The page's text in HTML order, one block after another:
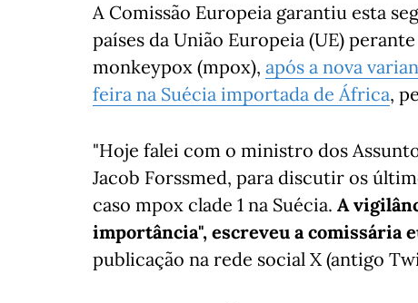
A Comissão Europeia garantiu esta
países da União Europeia (UE)
monkeypox (mpox), após a nova
feira na Suécia importada de África,
"Hoje falei com o ministro dos
Jacob Forssmed, para discutir os
caso mpox clade 1 na Suécia. A
importância", escreveu a comissária
publicação na rede social X (antigo